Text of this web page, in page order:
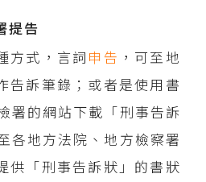
提告
方式，言詞 申告 ，可至地
告訴筆錄；或者是使用書
署的網站下載「刑事告訴
各地方法院、地方檢察署
供「刑事告訴狀」的書狀